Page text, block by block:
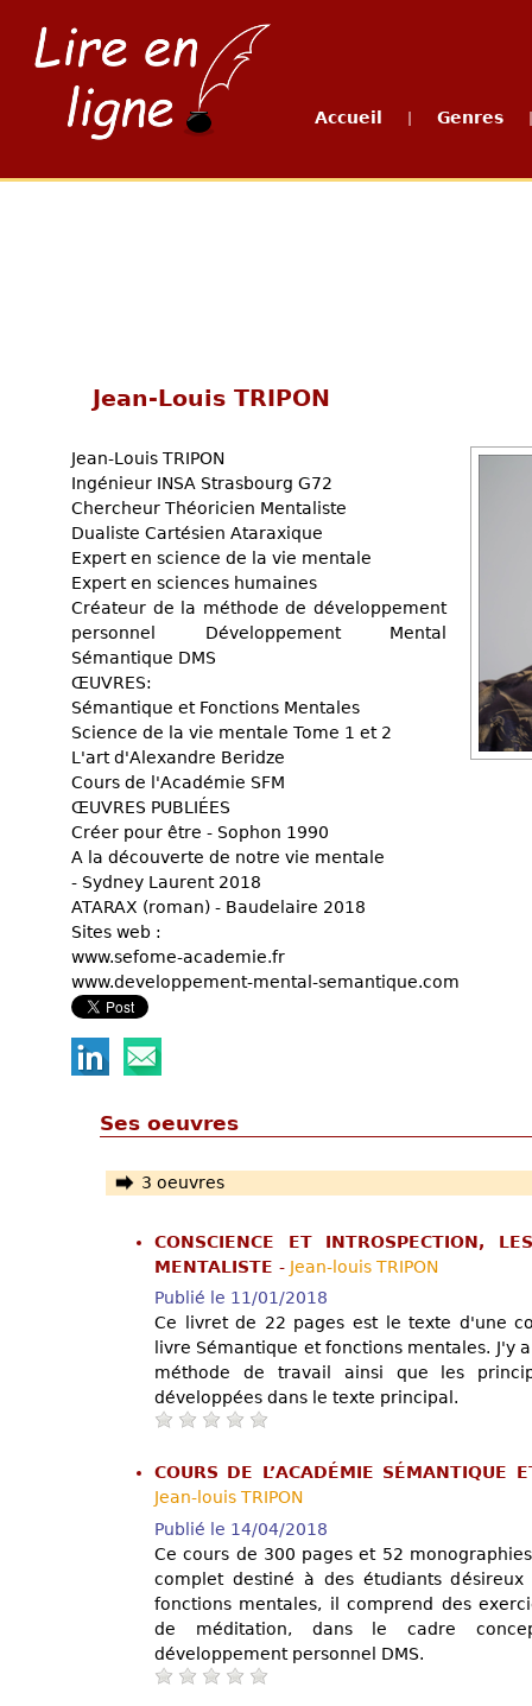
Accueil Genres
Jean-Louis TRIPON
Jean-Louis TRIPON
Ingénieur INSA Strasbourg G72
Chercheur Théoricien Mentaliste
Dualiste Cartésien Ataraxique
Expert en science de la vie mentale
Expert en sciences humaines
Créateur de la méthode de développement
personnel Développement Mental
Sémantique DMS
ŒUVRES:
Sémantique et Fonctions Mentales
Science de la vie mentale Tome 1 et 2
L'art d'Alexandre Beridze
Cours de l'Académie SFM
ŒUVRES PUBLIÉES
Créer pour être - Sophon 1990
A la découverte de notre vie mentale
- Sydney Laurent 2018
ATARAX (roman) - Baudelaire 2018
Sites web :
www.sefome-academie.fr
www.developpement-mental-semantique.com
Ses oeuvres
3 oeuvres
CONSCIENCE ET INTROSPECTION,
MENTALISTE - Jean-louis TRIPON
Publié le 11/01/2018
Ce livret de 22 pages est le texte d'une
livre Sémantique et fonctions mentales. J'y
méthode de travail ainsi que les
développées dans le texte principal.
COURS DE L’ACADÉMIE SÉMANTIQUE
Jean-louis TRIPON
Publié le 14/04/2018
Ce cours de 300 pages et 52
complet destiné à des étudiants
fonctions mentales, il comprend des
de méditation, dans le cadre
développement personnel DMS.